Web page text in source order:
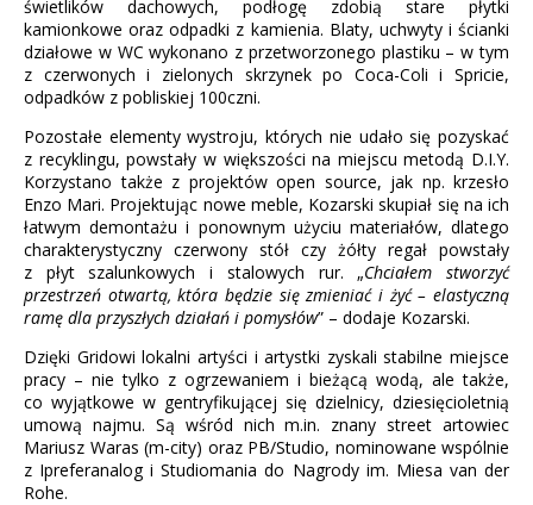
świetlików dachowych, podłogę zdobią stare płytki
kamionkowe oraz odpadki z kamienia. Blaty, uchwyty i ścianki
działowe w WC wykonano z przetworzonego plastiku – w tym
z czerwonych i zielonych skrzynek po Coca-Coli i Spricie,
odpadków z pobliskiej 100czni.
Pozostałe elementy wystroju, których nie udało się pozyskać
z recyklingu, powstały w większości na miejscu metodą D.I.Y.
Korzystano także z projektów open source, jak np. krzesło
Enzo Mari. Projektując nowe meble, Kozarski skupiał się na ich
łatwym demontażu i ponownym użyciu materiałów, dlatego
charakterystyczny czerwony stół czy żółty regał powstały
z płyt szalunkowych i stalowych rur. „Chciałem stworzyć
przestrzeń otwartą, która będzie się zmieniać i żyć – elastyczną
ramę dla przyszłych działań i pomysłów” – dodaje Kozarski.
Dzięki Gridowi lokalni artyści i artystki zyskali stabilne miejsce
pracy – nie tylko z ogrzewaniem i bieżącą wodą, ale także,
co wyjątkowe w gentryfikującej się dzielnicy, dziesięcioletnią
umową najmu. Są wśród nich m.in. znany street artowiec
Mariusz Waras (m-city) oraz PB/Studio, nominowane wspólnie
z Ipreferanalog i Studiomania do Nagrody im. Miesa van der
Rohe.